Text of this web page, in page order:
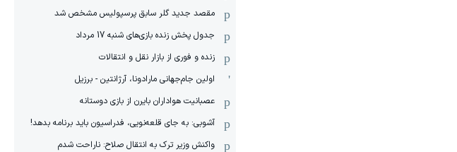
مقصد جدید گلر سابق پرسپولیس مشخص شد
جدول پخش زنده بازی‌های شنبه 17 مرداد
زنده و فوری از بازار نقل و انتقالات
اولین جام‌جهانی مارادونا، آرژانتین - برزیل
عصبانیت هواداران بایرن از بازی دوستانه
آشوبی: به جای قلعه‌نویی، فدراسیون باید برنامه بدهد!
واکنش وزیر ترک به انتقال صلاح: ناراحت شدم